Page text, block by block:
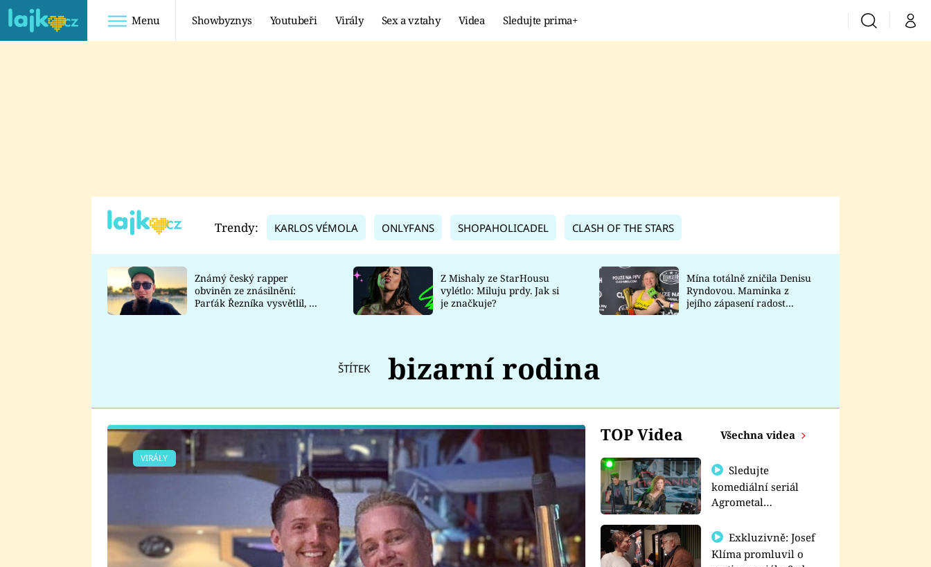
Menu Showbyznys Youtubeři Virály Sex a vztahy Videa Sledujte prima+ VyhledáváníMůj
TADEÁŠ KUBĚNKA
DATEL
Prima Lajk
Sledujte nás
Trendy: KARLOS VÉMOLA ONLYFANS SHOPAHOLICADEL CLASH OF THE STARS
Známý český rapper
obviněn ze znásilnění:
Parťák Řezníka vysvětlil, co
Z Mishaly ze StarHousu
vylétlo: Miluju prdy. Jak si
je značkuje?
Mína totálně zničila Denisu
Ryndovou. Maminka z
jejího zápasení radost
ŠTÍTEK bizarní rodina
TOP Videa Všechna videa
Sledujte
komediální seriál
Agrometal
prima+
Exkluzivně: Josef
Klíma promluvil o
VIRÁLY